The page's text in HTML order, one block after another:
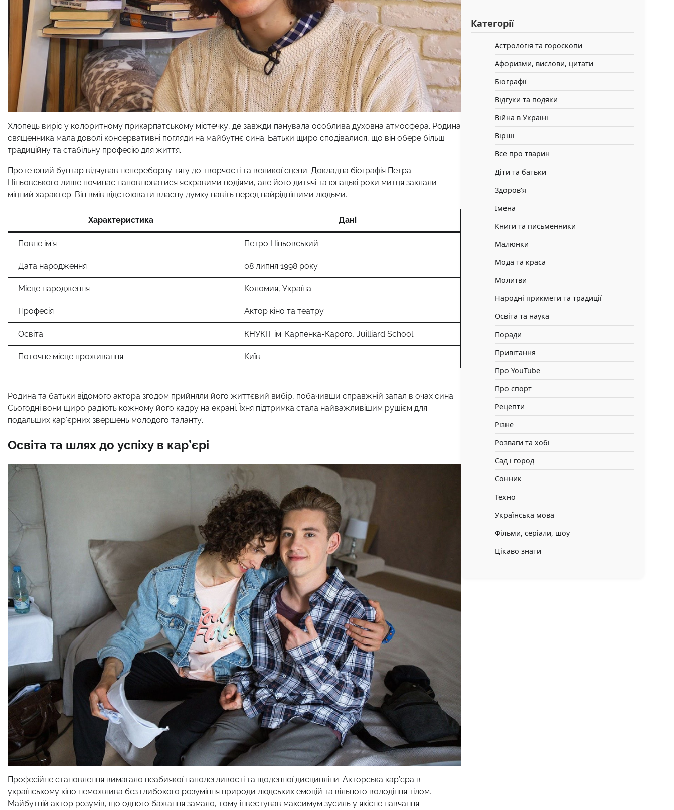
Хлопець виріс у колоритному прикарпатському містечку, де завжди панувала особлива духовна атмосфера. Родина
священника мала доволі консервативні погляди на майбутнє сина. Батьки щиро сподівалися, що він обере більш
традиційну та стабільну професію для життя.
Проте юний бунтар відчував непереборну тягу до творчості та великої сцени. Докладна біографія Петра
Ніньовського лише починає наповнюватися яскравими подіями, але його дитячі та юнацькі роки митця заклали
міцний характер. Він вмів відстоювати власну думку навіть перед найріднішими людьми.
Характеристика Дані
Повне ім’я Петро Ніньовський
Дата народження 08 липня 1998 року
Місце народження Коломия, Україна
Професія Актор кіно та театру
Освіта КНУКІТ ім. Карпенка-Карого, Juilliard School
Поточне місце проживання Київ
Родина та батьки відомого актора згодом прийняли його життєвий вибір, побачивши справжній запал в очах сина.
Сьогодні вони щиро радіють кожному його кадру на екрані. Їхня підтримка стала найважливішим рушієм для
подальших кар’єрних звершень молодого таланту.
Освіта та шлях до успіху в кар’єрі
Професійне становлення вимагало неабиякої наполегливості та щоденної дисципліни. Акторська кар’єра в
українському кіно неможлива без глибокого розуміння природи людських емоцій та вільного володіння тілом.
Майбутній актор розумів, що одного бажання замало, тому інвестував максимум зусиль у якісне навчання.
Категорії
Астрологія та гороскопи
Афоризми, вислови, цитати
Біографії
Відгуки та подяки
Війна в Україні
Вірші
Все про тварин
Діти та батьки
Здоров'я
Імена
Книги та письменники
Малюнки
Мода та краса
Молитви
Народні прикмети та традиції
Освіта та наука
Поради
Привітання
Про YouTube
Про спорт
Рецепти
Різне
Розваги та хобі
Сад і город
Сонник
Техно
Українська мова
Фільми, серіали, шоу
Цікаво знати